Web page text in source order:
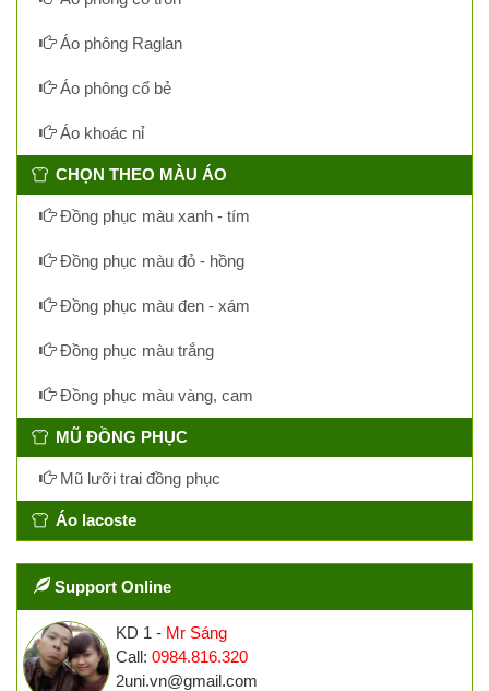
Áo phông Raglan
Áo phông cổ bẻ
Áo khoác nỉ
CHỌN THEO MÀU ÁO
Đồng phục màu xanh - tím
Đồng phục màu đỏ - hồng
Đồng phục màu đen - xám
Đồng phục màu trắng
Đồng phục màu vàng, cam
MŨ ĐỒNG PHỤC
Mũ lưỡi trai đồng phục
Áo lacoste
Support Online
KD 1 - Mr Sáng
Call: 0984.816.320
2uni.vn@gmail.com